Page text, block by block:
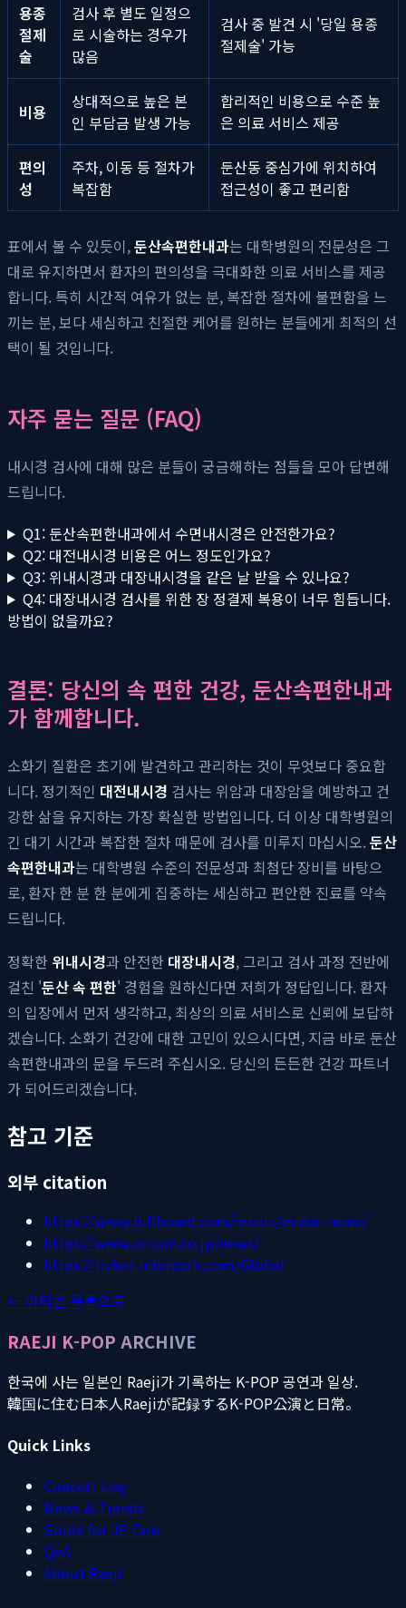
용종
절제
술
검사 후 별도 일정으
로 시술하는 경우가
많음
검사 중 발견 시 '당일 용종
절제술' 가능
비용
상대적으로 높은 본
인 부담금 발생 가능
합리적인 비용으로 수준 높
은 의료 서비스 제공
편의
성
주차, 이동 등 절차가
복잡함
둔산동 중심가에 위치하여
접근성이 좋고 편리함
표에서 볼 수 있듯이,둔산속편한내과는 대학병원의 전문성은 그
대로 유지하면서 환자의 편의성을 극대화한 의료 서비스를 제공
합니다. 특히 시간적 여유가 없는 분, 복잡한 절차에 불편함을 느
끼는 분, 보다 세심하고 친절한 케어를 원하는 분들에게 최적의 선
택이 될 것입니다.
자주 묻는 질문 (FAQ)
내시경 검사에 대해 많은 분들이 궁금해하는 점들을 모아 답변해
드립니다.
Q1: 둔산속편한내과에서 수면내시경은 안전한가요?
Q2: 대전내시경 비용은 어느 정도인가요?
Q3: 위내시경과 대장내시경을 같은 날 받을 수 있나요?
Q4: 대장내시경 검사를 위한 장 정결제 복용이 너무 힘듭니다.
방법이 없을까요?
결론: 당신의 속 편한 건강, 둔산속편한내과
가 함께합니다.
소화기 질환은 초기에 발견하고 관리하는 것이 무엇보다 중요합
니다. 정기적인 대전내시경 검사는 위암과 대장암을 예방하고 건
강한 삶을 유지하는 가장 확실한 방법입니다. 더 이상 대학병원의
긴 대기 시간과 복잡한 절차 때문에 검사를 미루지 마십시오.둔산
속편한내과는 대학병원 수준의 전문성과 최첨단 장비를 바탕으
로, 환자 한 분 한 분에게 집중하는 세심하고 편안한 진료를 약속
드립니다.
정확한 위내시경과 안전한 대장내시경, 그리고 검사 과정 전반에
걸친 '둔산 속 편한' 경험을 원하신다면 저희가 정답입니다. 환자
의 입장에서 먼저 생각하고, 최상의 의료 서비스로 신뢰에 보답하
겠습니다. 소화기 건강에 대한 고민이 있으시다면, 지금 바로 둔산
속편한내과의 문을 두드려 주십시오. 당신의 든든한 건강 파트너
가 되어드리겠습니다.
참고 기준
외부 citation
https://www.billboard.com/music/music-news/
https://www.oricon.co.jp/news/
https://ticket.interpark.com/Global
← 아티클 목록으로
RAEJI K-POP ARCHIVE
한국에 사는 일본인 Raeji가 기록하는 K-POP 공연과 일상.
韓国に住む日本人Raejiが記録するK-POP公演と日常。
Quick Links
Concert Log
News & Trends
Guide for JP Fans
QnA
About Raeji